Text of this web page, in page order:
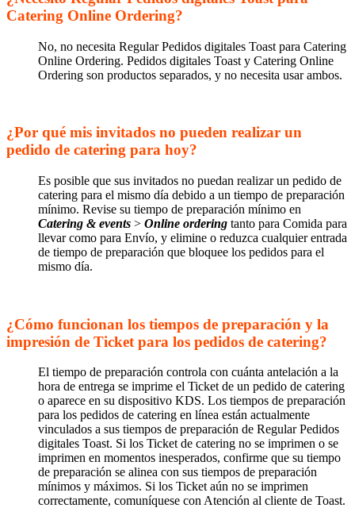
Catering Online Ordering?
No, no necesita Regular Pedidos digitales Toast para Catering
Online Ordering. Pedidos digitales Toast y Catering Online
Ordering son productos separados, y no necesita usar ambos.
¿Por qué mis invitados no pueden realizar un
pedido de catering para hoy?
Es posible que sus invitados no puedan realizar un pedido de
catering para el mismo día debido a un tiempo de preparación
mínimo. Revise su tiempo de preparación mínimo en
Catering & events > Online ordering tanto para Comida para
llevar como para Envío, y elimine o reduzca cualquier entrada
de tiempo de preparación que bloquee los pedidos para el
mismo día.
¿Cómo funcionan los tiempos de preparación y la
impresión de Ticket para los pedidos de catering?
El tiempo de preparación controla con cuánta antelación a la
hora de entrega se imprime el Ticket de un pedido de catering
o aparece en su dispositivo KDS. Los tiempos de preparación
para los pedidos de catering en línea están actualmente
vinculados a sus tiempos de preparación de Regular Pedidos
digitales Toast. Si los Ticket de catering no se imprimen o se
imprimen en momentos inesperados, confirme que su tiempo
de preparación se alinea con sus tiempos de preparación
mínimos y máximos. Si los Ticket aún no se imprimen
correctamente, comuníquese con Atención al cliente de Toast.